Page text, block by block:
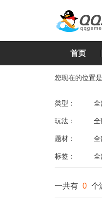
首页
您现在的位置
类型： 全
玩法： 全
题材： 全
标签： 全
一共有 0 个